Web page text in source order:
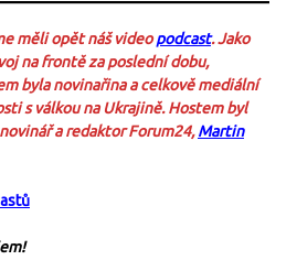
měli opět náš videopodcast. Jako
na frontě za poslední dobu,
byla novinařina a celkově mediální
s válkou na Ukrajině. Hostem byl
a redaktor Forum24,Martin